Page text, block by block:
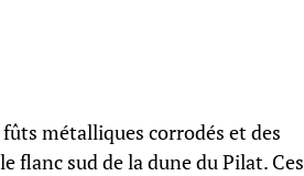
métalliques corrodés et des
flanc sud de la dune du Pilat. Ces